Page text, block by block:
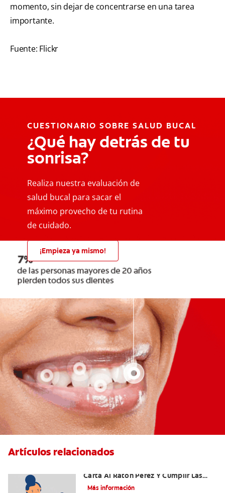
momento, sin dejar de concentrarse en una tarea
importante.
Fuente: Flickr
CUESTIONARIO SOBRE SALUD BUCAL
¿Qué hay detrás de tu
sonrisa?
Realiza nuestra evaluación de
salud bucal para sacar el
máximo provecho de tu rutina
de cuidado.
¡Empieza ya mismo!
Artículos relacionados
Carta Al Ratón Pérez Y Cumplir Las
Fantasías De Su Hijo/A
Más información